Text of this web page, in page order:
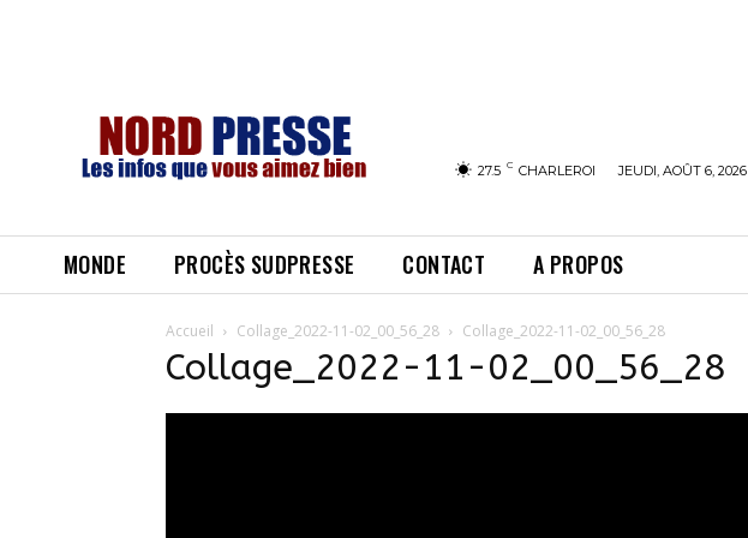
27.5 C CHARLEROI JEUDI, AOÛT 6, 2026
MONDE PROCÈS SUDPRESSE CONTACT A PROPOS
Accueil Collage_2022-11-02_00_56_28 Collage_2022-11-02_00_56_28
Collage_2022-11-02_00_56_28